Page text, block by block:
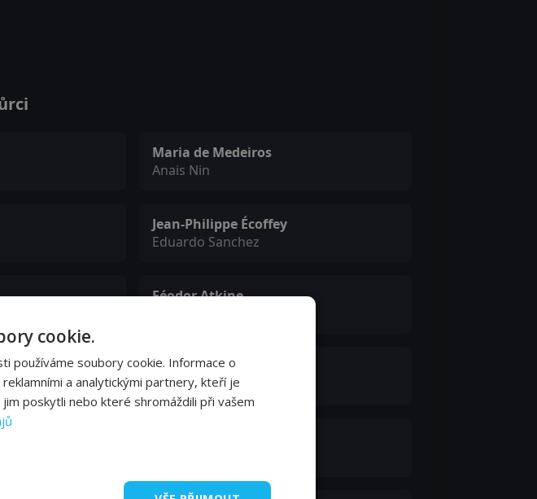
Maria de Medeiros
Anais Nin
Jean-Philippe Écoffey
Eduardo Sanchez
Féodor Atkine
Erika Maury-Lascoux
Contortionist
cookie.
používáme soubory cookie. Informace o
a analytickými partnery, kteří je
poskytli nebo které shromáždili při vašem